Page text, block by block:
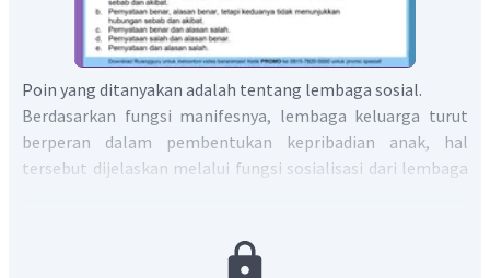
Poin yang ditanyakan adalah tentang lembaga sosial.
Berdasarkan fungsi manifesnya, lembaga keluarga turut
berperan dalam pembentukan kepribadian anak, hal
tersebut dijelaskan melalui fungsi sosialisasi dari lembaga
anak, antara lain: media sosialisasi teman sebaya, media
sosialisasi sekolah, media sosialisasi lingkungan kerja, dan